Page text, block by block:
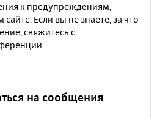
к предупреждениям,
Если вы не знаете, за что
свяжитесь с
на сообщения